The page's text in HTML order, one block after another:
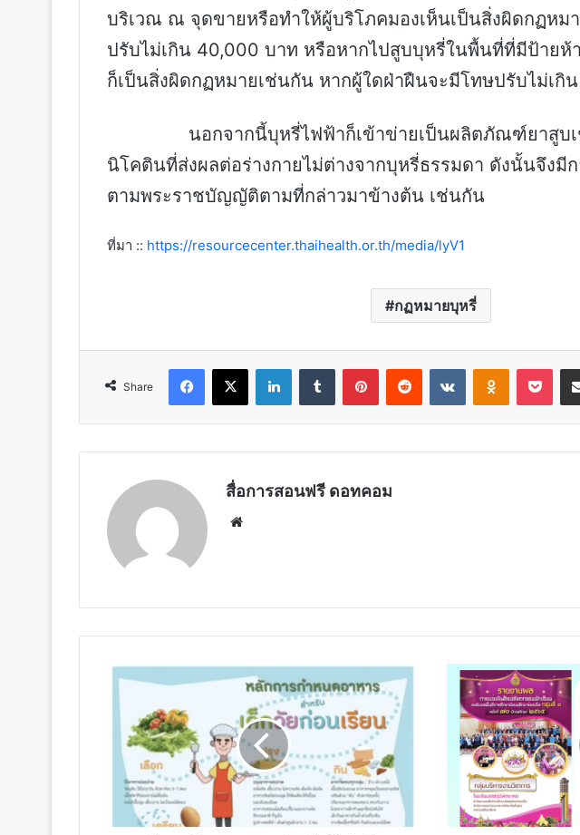
บริเวณ ณ จุดขายหรือทำให้ผู้บริโภคมองเห็นเป็นสิ่งผิดกฏหม
ปรับไม่เกิน 40,000 บาท หรือหากไปสูบบุหรี่ในพื้นที่ที่มีป้ายห้
ก็เป็นสิ่งผิดกฏหมายเช่นกัน หากผู้ใดฝ่าฝืนจะมีโทษปรับไม่เกิ
นอกจากนี้บุหรี่ไฟฟ้าก็เข้าข่ายเป็นผลิตภัณฑ์ยาสูบเช่
นิโคตินที่ส่งผลต่อร่างกายไม่ต่างจากบุหรี่ธรรมดา ดังนั้นจึงมี
ตามพระราชบัญญัติตามที่กล่าวมาข้างต้น เช่นกัน
ที่มา :: https://resourcecenter.thaihealth.or.th/media/lyV1
กฏหมายบุหรี่
Share
Facebook
X LinkedInTumblr PinterestReddit VKontakte
สื่อการสอนฟรี ดอทคอม
หลัก
อาหาร
สำหรับ
เด็ก
ก่อน
เรียน
รายงาน
การ
แข่งขัน
ศิลป
หัตถกรรม
นักเรียน
ครั้ง
ที่